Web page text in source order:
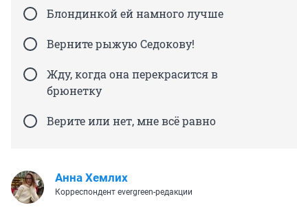
Блондинкой ей намного лучше
Верните рыжую Седокову!
Жду, когда она перекрасится в
брюнетку
Верите или нет, мне всё равно
Анна Хемлих
Корреспондент evergreen-редакции